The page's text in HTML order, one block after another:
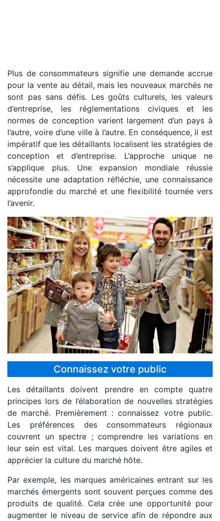
Plus de consommateurs signifie une demande accrue
pour la vente au détail, mais les nouveaux marchés ne
sont pas sans défis. Les goûts culturels, les valeurs
d’entreprise, les réglementations civiques et les
normes de conception varient largement d’un pays à
l’autre, voire d’une ville à l’autre. En conséquence, il est
impératif que les détaillants localisent les stratégies de
conception et d’entreprise. L’approche unique ne
s’applique plus. Une expansion mondiale réussie
nécessite une adaptation réfléchie, une connaissance
approfondie du marché et une flexibilité tournée vers
l’avenir.
Connaissez votre public
Les détaillants doivent prendre en compte quatre
principes lors de l’élaboration de nouvelles stratégies
de marché. Premièrement : connaissez votre public.
Les préférences des consommateurs régionaux
couvrent un spectre ; comprendre les variations en
leur sein est vital. Les marques doivent être agiles et
apprécier la culture du marché hôte.
Par exemple, les marques américaines entrant sur les
marchés émergents sont souvent perçues comme des
produits de qualité. Cela crée une opportunité pour
augmenter le niveau de service afin de répondre aux